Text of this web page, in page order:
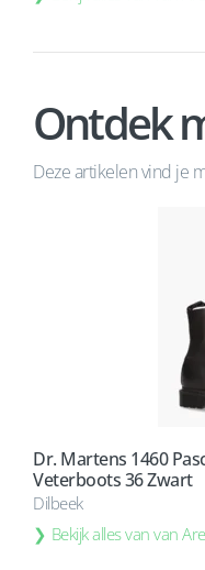
Dr. Martens 1460
Veterboots 36 Zwart
Dilbeek
Bekijk alles van van
Ontdek
Deze artikelen vind je